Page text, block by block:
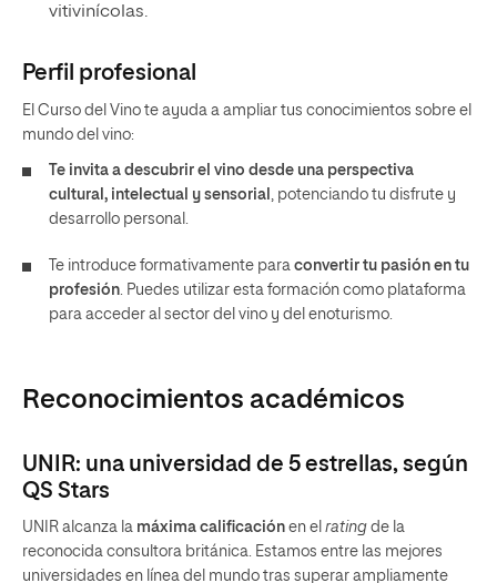
vitivinícolas.
Perfil profesional
El Curso del Vino te ayuda a ampliar tus conocimientos sobre el
mundo del vino:
Te invita a descubrir el vino desde una perspectiva
cultural, intelectual y sensorial , potenciando tu disfrute y
desarrollo personal.
Te introduce formativamente para convertir tu pasión en tu
profesión. Puedes utilizar esta formación como plataforma
para acceder al sector del vino y del enoturismo.
Reconocimientos académicos
UNIR: una universidad de 5 estrellas, según
QS Stars
UNIR alcanza la máxima calificación en el rating de la
reconocida consultora británica. Estamos entre las mejores
universidades en línea del mundo tras superar ampliamente